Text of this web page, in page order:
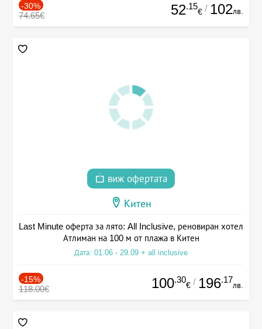
-30%
74.65€ 52.15
€ / 102лв.
виж офертата
Китен
Last Minute оферта за лято: All Inclusive, реновиран хотел
Атлиман на 100 м от плажа в Китен
Дата: 01.06 - 29.09 + all inclusive
-15%
118.00€ 100.30
€ / 196.17
лв.